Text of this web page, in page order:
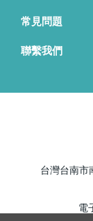
常見問題
聯繫我們
台灣台南市
電